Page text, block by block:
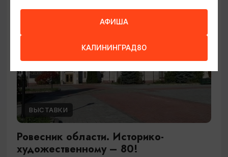
ВЫСТАВКИ
Ровесник области. Историко-
художественному – 80!
АФИША
КАЛИНИНГРАД80